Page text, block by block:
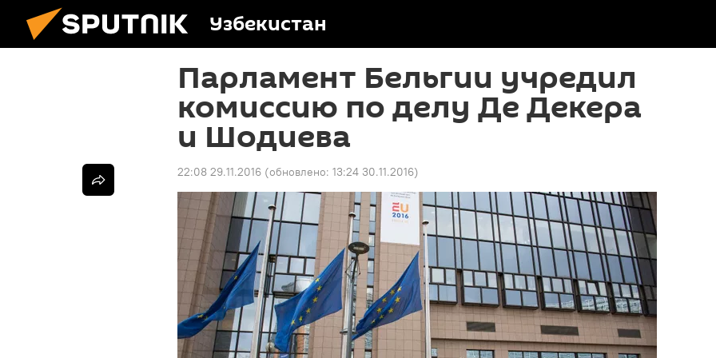
Узбекистан
Парламент Бельгии учредил
комиссию по делу Де Декера
и Шодиева
22:08 29.11.2016 (обновлено: 13:24 30.11.2016)